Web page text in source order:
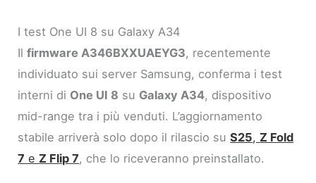
I test One UI 8 su Galaxy A34
Ilfirmware A346BXXUAEYG3, recentemente
individuato sui server Samsung, conferma i test
interni di One UI 8 su Galaxy A34, dispositivo
mid-range tra i più venduti. L’aggiornamento
stabile arriverà solo dopo il rilascio suS25, Z Fold
7 e Z Flip 7, che lo riceveranno preinstallato.